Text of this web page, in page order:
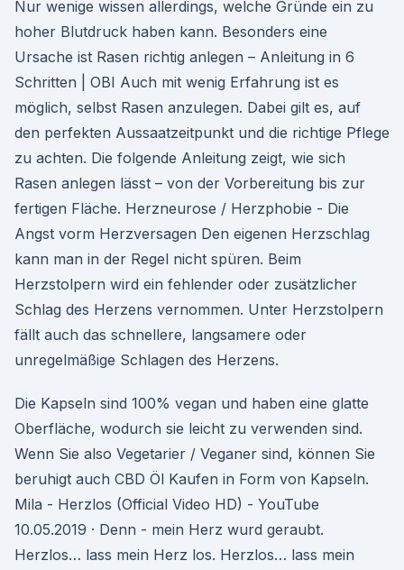
Nur wenige wissen allerdings, welche Gründe ein zu
hoher Blutdruck haben kann. Besonders eine
Ursache ist Rasen richtig anlegen – Anleitung in 6
Schritten | OBI Auch mit wenig Erfahrung ist es
möglich, selbst Rasen anzulegen. Dabei gilt es, auf
den perfekten Aussaatzeitpunkt und die richtige Pflege
zu achten. Die folgende Anleitung zeigt, wie sich
Rasen anlegen lässt – von der Vorbereitung bis zur
fertigen Fläche. Herzneurose / Herzphobie - Die
Angst vorm Herzversagen Den eigenen Herzschlag
kann man in der Regel nicht spüren. Beim
Herzstolpern wird ein fehlender oder zusätzlicher
Schlag des Herzens vernommen. Unter Herzstolpern
fällt auch das schnellere, langsamere oder
unregelmäßige Schlagen des Herzens.
Die Kapseln sind 100% vegan und haben eine glatte
Oberfläche, wodurch sie leicht zu verwenden sind.
Wenn Sie also Vegetarier / Veganer sind, können Sie
beruhigt auch CBD Öl Kaufen in Form von Kapseln.
Mila - Herzlos (Official Video HD) - YouTube
10.05.2019 · Denn - mein Herz wurd geraubt.
Herzlos… lass mein Herz los. Herzlos… lass mein